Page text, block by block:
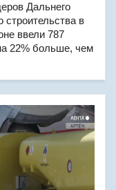
Дальнего
строительства в
ввели 787
22% больше, чем